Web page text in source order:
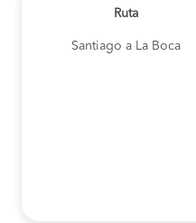
Ruta
Santiago a La Boca